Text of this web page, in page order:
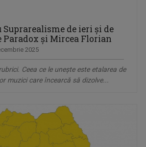
Suprarealisme de ieri şi de
Paradox și Mircea Florian
2025
Ceea ce le unește este etalarea de
muzici care încearcă să dizolve...